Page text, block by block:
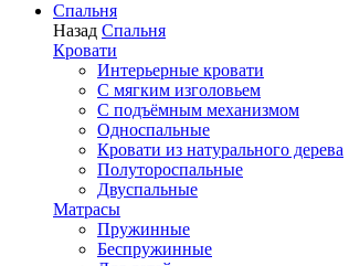
Спальня
Назад Спальня
Кровати
Интерьерные кровати
С мягким изголовьем
С подъёмным механизмом
Односпальные
Кровати из натурального дерева
Полутороспальные
Двуспальные
Матрасы
Пружинные
Беспружинные